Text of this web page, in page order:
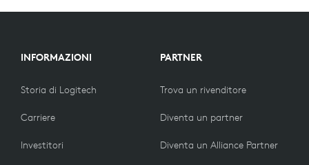
INFORMAZIONI
Storia di Logitech
Carriere
Investitori
PARTNER
Trova un rivenditore
Diventa un partner
Diventa un Alliance Partner